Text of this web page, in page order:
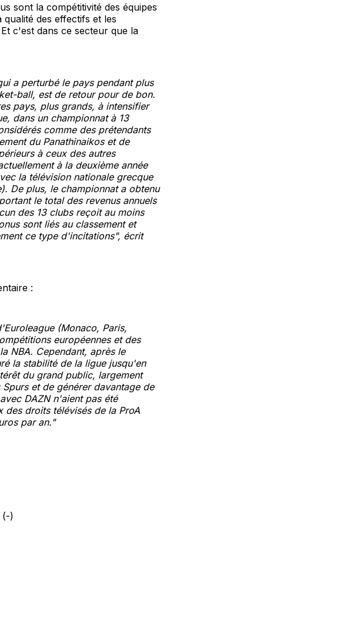
sont la compétitivité des équipes
des effectifs et les
c'est dans ce secteur que la
a perturbé le pays pendant plus
ball, est de retour pour de bon.
pays, plus grands, à intensifier
dans un championnat à 13
comme des prétendants
du Panathinaikos et de
à ceux des autres
à la deuxième année
la télévision nationale grecque
De plus, le championnat a obtenu
le total des revenus annuels
des 13 clubs reçoit au moins
sont liés au classement et
ce type d'incitations", écrit
:
(Monaco, Paris,
européennes et des
NBA. Cependant, après le
la stabilité de la ligue jusqu'en
du grand public, largement
et de générer davantage de
DAZN n'aient pas été
des droits télévisés de la ProA
par an."
(-)